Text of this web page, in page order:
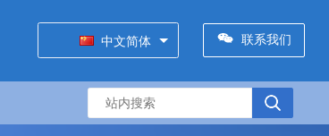
中文简体 联系我们